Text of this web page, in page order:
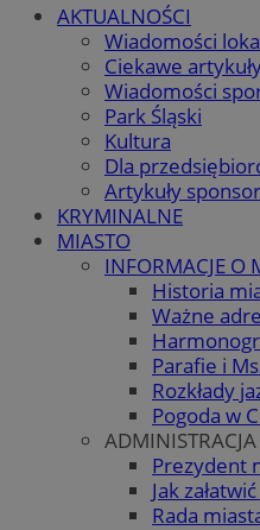
AKTUALNOŚCI
Wiadomości
Ciekawe
Wiadomości
Park Śląski
Kultura
Dla
Artykuły
KRYMINALNE
MIASTO
INFORMACJE O
Historia
Ważne
Parafie i
Rozkłady
Pogoda w
ADMINISTRACJA
Prezydent
Jak
Rada